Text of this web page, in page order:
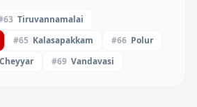
63 Tiruvannamalai
#65 Kalasapakkam #66 Polur
Cheyyar #69 Vandavasi